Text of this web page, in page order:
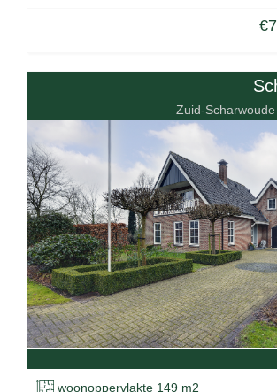
Zuid-
woonoppervlakte 149 m2